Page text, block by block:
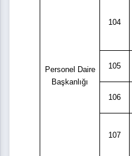
Personel Daire
Başkanlığı
104
105
106
107